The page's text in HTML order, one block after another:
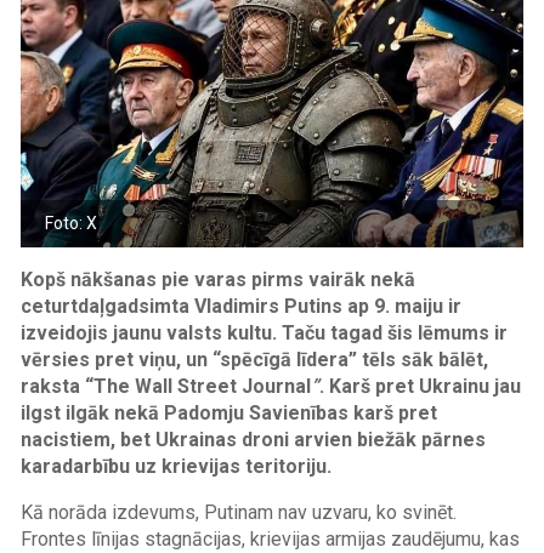
Foto: X
Kopš nākšanas pie varas pirms vairāk nekā
ceturtdaļgadsimta Vladimirs Putins ap 9. maiju ir
izveidojis jaunu valsts kultu. Taču tagad šis lēmums ir
vērsies pret viņu, un “spēcīgā līdera” tēls sāk bālēt,
raksta “The Wall Street Journal”. Karš pret Ukrainu jau
ilgst ilgāk nekā Padomju Savienības karš pret
nacistiem, bet Ukrainas droni arvien biežāk pārnes
karadarbību uz krievijas teritoriju.
Kā norāda izdevums, Putinam nav uzvaru, ko svinēt.
Frontes līnijas stagnācijas, krievijas armijas zaudējumu, kas